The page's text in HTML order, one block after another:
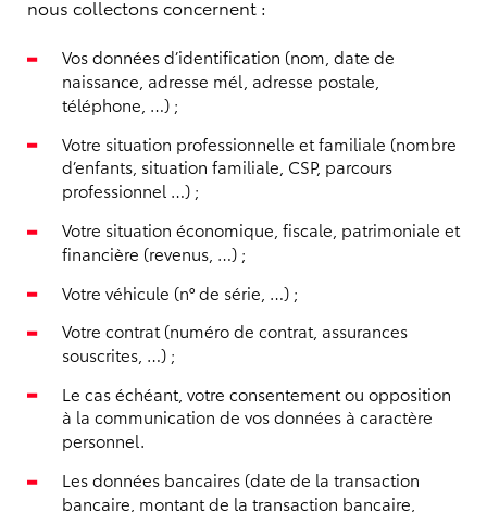
nous collectons concernent :
Vos données d’identification (nom, date de
naissance, adresse mél, adresse postale,
téléphone, …) ;
Votre situation professionnelle et familiale (nombre
d’enfants, situation familiale, CSP, parcours
professionnel …) ;
Votre situation économique, fiscale, patrimoniale et
financière (revenus, …) ;
Votre véhicule (n° de série, …) ;
Votre contrat (numéro de contrat, assurances
souscrites, …) ;
Le cas échéant, votre consentement ou opposition
à la communication de vos données à caractère
personnel.
Les données bancaires (date de la transaction
bancaire, montant de la transaction bancaire,